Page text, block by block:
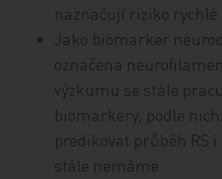
naznačují riziko rychlé
Jako biomarker
označena
výzkumu se stále
biomarkery, podle
predikovat průběh RS i
stále nemáme.